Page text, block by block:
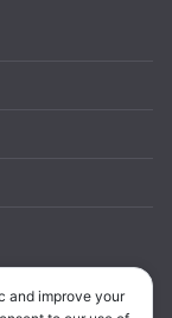
and improve your